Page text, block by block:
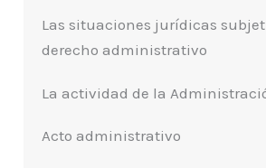
Las situaciones jurídicas
derecho administrativo
La actividad de la
Acto administrativo